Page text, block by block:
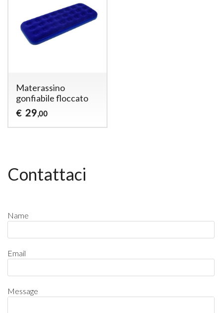
Materassino
gonfiabile floccato
€ 29,00
Contattaci
Name
Email
Message